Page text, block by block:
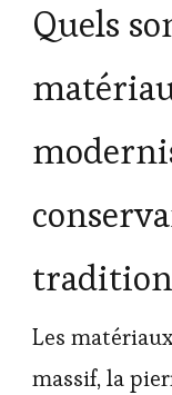
Quels
Les
massif, la